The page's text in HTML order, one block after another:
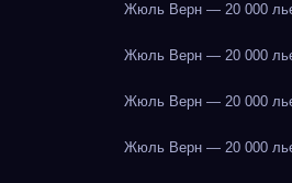
Жюль Верн — 20 000
Жюль Верн — 20 000
Жюль Верн — 20 000
Жюль Верн — 20 000